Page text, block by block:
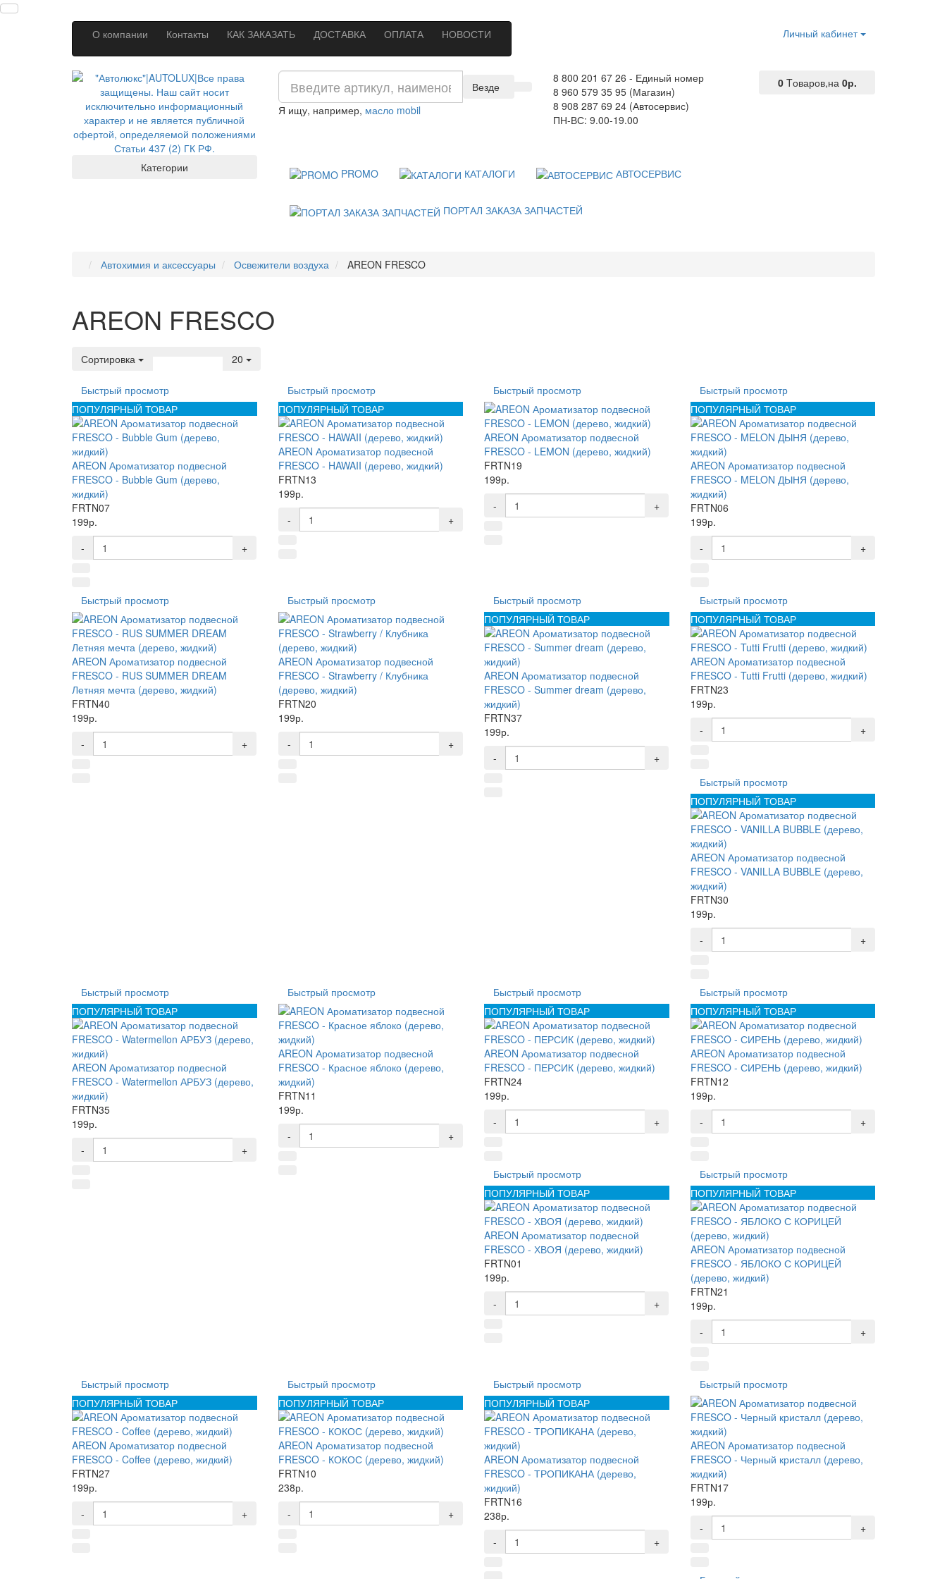
О компании Контакты КАК ЗАКАЗАТЬ ДОСТАВКА ОПЛАТА НОВОСТИ Личный кабинет
8 800 201 67 26 - Единый номер
8 960 579 35 95 (Магазин)
8 908 287 69 24 (Автосервис)
ПН-ВС: 9.00-19.00
0 Tоваров,на 0р.
Везде
Я ищу, например, масло mobil
PROMO КАТАЛОГИ АВТОСЕРВИС
ПОРТАЛ ЗАКАЗА ЗАПЧАСТЕЙ
Категории
Автохимия и аксессуары Освежители воздуха AREON FRESCO
AREON FRESCO
Сортировка 20
Быстрый просмотр
ПОПУЛЯРНЫЙ ТОВАР
AREON Ароматизатор подвесной
FRESCO - Bubble Gum (дерево,
жидкий)
FRTN07
199р.
-
+
Быстрый просмотр
ПОПУЛЯРНЫЙ ТОВАР
AREON Ароматизатор подвесной
FRESCO - HAWAII (дерево, жидкий)
FRTN13
199р.
-
+
Быстрый просмотр
AREON Ароматизатор подвесной
FRESCO - LEMON (дерево, жидкий)
FRTN19
199р.
-
+
Быстрый просмотр
ПОПУЛЯРНЫЙ ТОВАР
AREON Ароматизатор подвесной
FRESCO - MELON ДЫНЯ (дерево,
жидкий)
FRTN06
199р.
-
+
Быстрый просмотр
AREON Ароматизатор подвесной
FRESCO - RUS SUMMER DREAM
Летняя мечта (дерево, жидкий)
FRTN40
199р.
-
+
Быстрый просмотр
AREON Ароматизатор подвесной
FRESCO - Strawberry / Клубника
(дерево, жидкий)
FRTN20
199р.
-
+
Быстрый просмотр
ПОПУЛЯРНЫЙ ТОВАР
AREON Ароматизатор подвесной
FRESCO - Summer dream (дерево,
жидкий)
FRTN37
199р.
-
+
Быстрый просмотр
ПОПУЛЯРНЫЙ ТОВАР
AREON Ароматизатор подвесной
FRESCO - Tutti Frutti (дерево, жидкий)
FRTN23
199р.
-
+
Быстрый просмотр
ПОПУЛЯРНЫЙ ТОВАР
AREON Ароматизатор подвесной
FRESCO - VANILLA BUBBLE (дерево,
жидкий)
FRTN30
199р.
-
+
Быстрый просмотр
ПОПУЛЯРНЫЙ ТОВАР
AREON Ароматизатор подвесной
FRESCO - Watermellon АРБУЗ (дерево,
жидкий)
FRTN35
199р.
-
+
Быстрый просмотр
AREON Ароматизатор подвесной
FRESCO - Красное яблоко (дерево,
жидкий)
FRTN11
199р.
-
+
Быстрый просмотр
ПОПУЛЯРНЫЙ ТОВАР
AREON Ароматизатор подвесной
FRESCO - ПЕРСИК (дерево, жидкий)
FRTN24
199р.
-
+
Быстрый просмотр
ПОПУЛЯРНЫЙ ТОВАР
AREON Ароматизатор подвесной
FRESCO - СИРЕНЬ (дерево, жидкий)
FRTN12
199р.
-
+
Быстрый просмотр
ПОПУЛЯРНЫЙ ТОВАР
AREON Ароматизатор подвесной
FRESCO - ХВОЯ (дерево, жидкий)
FRTN01
199р.
-
+
Быстрый просмотр
ПОПУЛЯРНЫЙ ТОВАР
AREON Ароматизатор подвесной
FRESCO - ЯБЛОКО С КОРИЦЕЙ
(дерево, жидкий)
FRTN21
199р.
-
+
Быстрый просмотр
ПОПУЛЯРНЫЙ ТОВАР
AREON Ароматизатор подвесной
FRESCO - Coffee (дерево, жидкий)
FRTN27
199р.
-
+
Быстрый просмотр
ПОПУЛЯРНЫЙ ТОВАР
AREON Ароматизатор подвесной
FRESCO - КОКОС (дерево, жидкий)
FRTN10
238р.
-
+
Быстрый просмотр
ПОПУЛЯРНЫЙ ТОВАР
AREON Ароматизатор подвесной
FRESCO - ТРОПИКАНА (дерево,
жидкий)
FRTN16
238р.
-
+
Быстрый просмотр
AREON Ароматизатор подвесной
FRESCO - Черный кристалл (дерево,
жидкий)
FRTN17
199р.
-
+